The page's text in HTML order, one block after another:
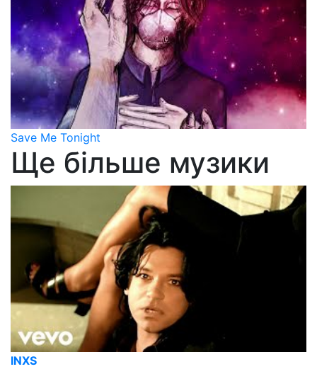
Save Me Tonight
Ще більше музики
INXS